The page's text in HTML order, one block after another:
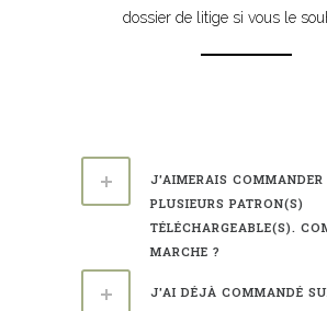
dossier de litige si vous le
J'AIMERAIS COMMANDER
PLUSIEURS PATRON(S)
TÉLÉCHARGEABLE(S).
MARCHE ?
J'AI DÉJÀ COMMANDÉ